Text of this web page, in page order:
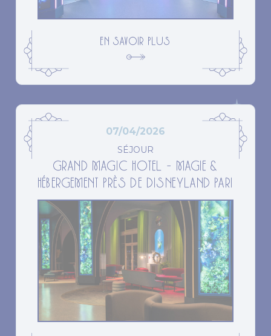
EN SAVOIR PLUS
07/04/2026
SÉJOUR
GRAND MAGIC HOTEL – MAGIE &
HÉBERGEMENT PRÈS DE DISNEYLAND PARI